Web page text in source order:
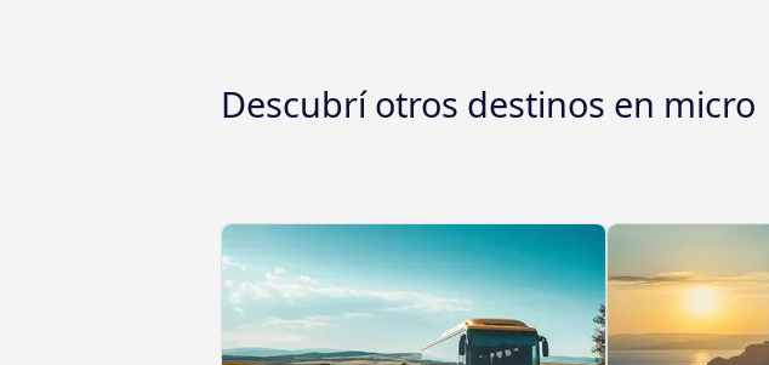
Descubrí otros destinos en micro